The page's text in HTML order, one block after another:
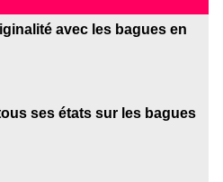
avec les bagues en
ses états sur les bagues